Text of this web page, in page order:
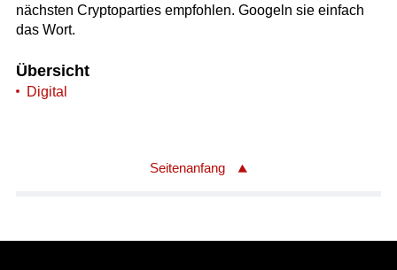
nächsten Cryptoparties empfohlen. Googeln sie einfach
das Wort.
Übersicht
Digital
Seitenanfang